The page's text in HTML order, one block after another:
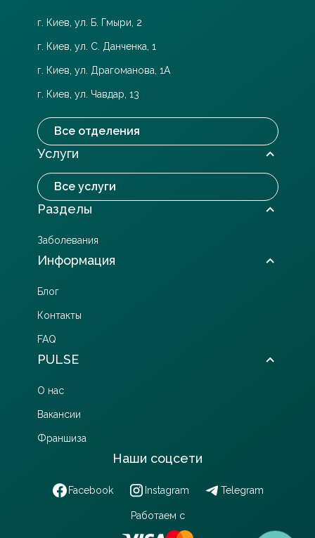
г. Киев, ул. Б. Гмыри, 2
г. Киев, ул. С. Данченка, 1
г. Киев, ул. Драгоманова, 1А
г. Киев, ул. Чавдар, 13
Все отделения
Услуги
Все услуги
Разделы
Заболевания
Информация
Блог
Контакты
FAQ
PULSE
О нас
Вакансии
Франшиза
Наши соцсети
Facebook Instagram Telegram
Работаем с